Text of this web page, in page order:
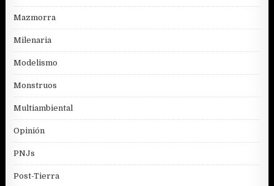
Mazmorra
Milenaria
Modelismo
Monstruos
Multiambiental
Opinión
PNJs
Post-Tierra